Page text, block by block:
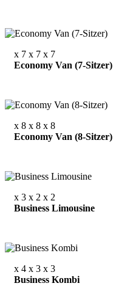
x 7 x 7 x 7
Economy Van (7-Sitzer)
x 8 x 8 x 8
Economy Van (8-Sitzer)
x 3 x 2 x 2
Business Limousine
x 4 x 3 x 3
Business Kombi